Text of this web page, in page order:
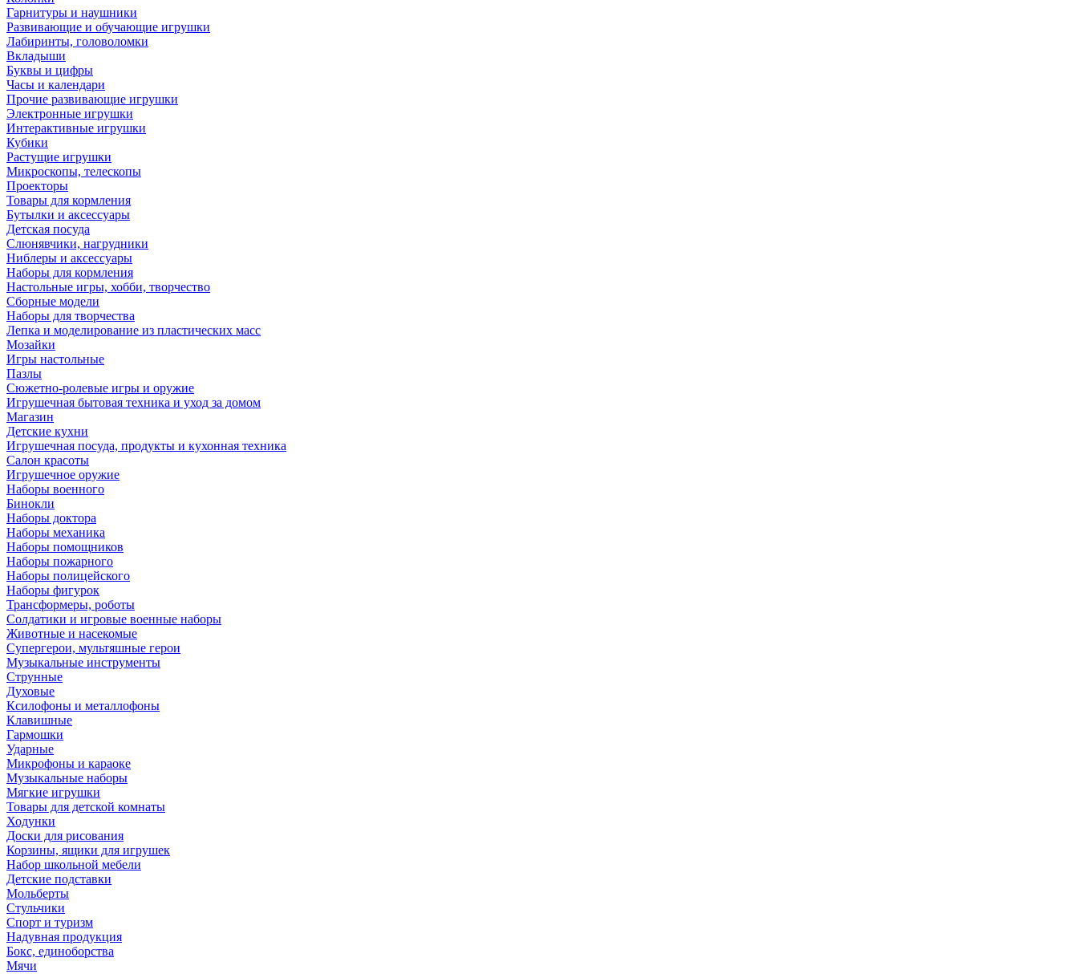
Гарнитуры и наушники
Развивающие и обучающие игрушки
Лабиринты, головоломки
Вкладыши
Буквы и цифры
Часы и календари
Прочие развивающие игрушки
Электронные игрушки
Интерактивные игрушки
Кубики
Растущие игрушки
Микроскопы, телескопы
Проекторы
Товары для кормления
Бутылки и аксессуары
Детская посуда
Слюнявчики, нагрудники
Ниблеры и аксессуары
Наборы для кормления
Настольные игры, хобби, творчество
Сборные модели
Наборы для творчества
Лепка и моделирование из пластических масс
Мозайки
Игры настольные
Пазлы
Сюжетно-ролевые игры и оружие
Игрушечная бытовая техника и уход за домом
Магазин
Детские кухни
Игрушечная посуда, продукты и кухонная техника
Салон красоты
Игрушечное оружие
Наборы военного
Бинокли
Наборы доктора
Наборы механика
Наборы помощников
Наборы пожарного
Наборы полицейского
Наборы фигурок
Трансформеры, роботы
Солдатики и игровые военные наборы
Животные и насекомые
Супергерои, мультяшные герои
Музыкальные инструменты
Струнные
Духовые
Ксилофоны и металлофоны
Клавишные
Гармошки
Ударные
Микрофоны и караоке
Музыкальные наборы
Мягкие игрушки
Товары для детской комнаты
Ходунки
Доски для рисования
Корзины, ящики для игрушек
Набор школьной мебели
Детские подставки
Мольберты
Стульчики
Спорт и туризм
Надувная продукция
Бокс, единоборства
Мячи